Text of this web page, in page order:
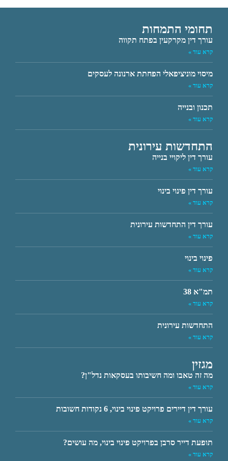
תחומי התמחות
עורך דין מקרקעין בפתח תקווה
קרא עוד »
מיסוי מוניציפאלי הפחתת ארנונה לעסקים
קרא עוד »
תכנון ובנייה
קרא עוד »
התחדשות עירונית
עורך דין ליקויי בנייה
קרא עוד »
עורך דין פינוי בינוי
קרא עוד »
עורך דין התחדשות עירונית
קרא עוד »
פינוי בינוי
קרא עוד »
תמ"א 38
קרא עוד »
התחדשות עירונית
קרא עוד »
מגזין
מה זה טאבו ומה חשיבותו בעסקאות נדל"ן?
קרא עוד »
עורך דין דיירים פרויקט פינוי בינוי, 6 נקודות חשובות
קרא עוד »
תופעת דייר סרבן בפרויקט פינוי בינוי, מה עושים?
קרא עוד »